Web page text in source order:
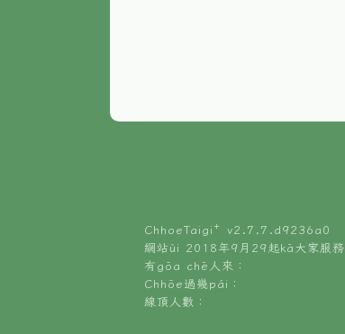
ChhoeTaigi⁺ v2.7.7.d9236a0
網站ùi 2018年9月29起kā大家服務
有gōa chē人來：
Chhōe過幾pái：
線頂人數：